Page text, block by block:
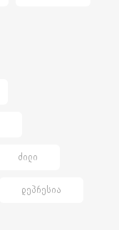
ᲫᲘᲚᲘ
ᲓᲔᲞᲠᲔᲡᲘᲐ